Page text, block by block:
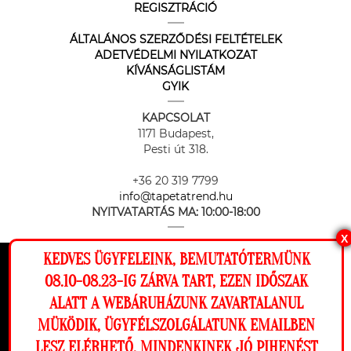
Ez a weboldal cookie-kat használ, hogy a
lehető legjobb élményt nyújtsa honlapunkon.
Beállítások
REGISZTRÁCIÓ
ÁLTALÁNOS SZERZŐDÉSI FELTÉTELEK
ADETVÉDELMI NYILATKOZAT
KÍVÁNSÁGLISTÁM
GYIK
KAPCSOLAT
1171 Budapest,
Pesti út 318.
+36 20 319 7799
info@tapetatrend.hu
NYITVATARTÁS MA: 10:00-18:00
Az online fizetést a Barion Payment Zrt. biztosítja, MNB engedély
száma: H-EN-I-1064/2013
X
KEDVES ÜGYFELEINK, BEMUTATÓTERMÜNK
08.10-08.23-IG ZÁRVA TART, EZEN IDŐSZAK
ALATT A WEBÁRUHÁZUNK ZAVARTALANUL
MÜKÖDIK, ÜGYFÉLSZOLGÁLATUNK EMAILBEN